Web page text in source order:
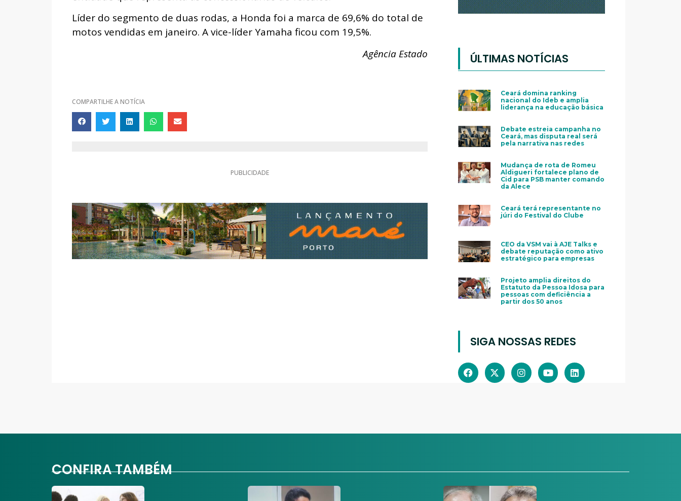
Líder do segmento de duas rodas, a Honda foi a marca de 69,6% do total de
motos vendidas em janeiro. A vice-líder Yamaha ficou com 19,5%.
Agência Estado
COMPARTILHE A NOTÍCIA
PUBLICIDADE
ÚLTIMAS NOTÍCIAS
Ceará domina ranking
nacional do Ideb e amplia
liderança na educação básica
Debate estreia campanha no
Ceará, mas disputa real será
pela narrativa nas redes
Mudança de rota de Romeu
Aldigueri fortalece plano de
Cid para PSB manter comando
da Alece
Ceará terá representante no
júri do Festival do Clube
CEO da VSM vai à AJE Talks e
debate reputação como ativo
estratégico para empresas
Projeto amplia direitos do
Estatuto da Pessoa Idosa para
pessoas com deficiência a
partir dos 50 anos
SIGA NOSSAS REDES
CONFIRA TAMBÉM